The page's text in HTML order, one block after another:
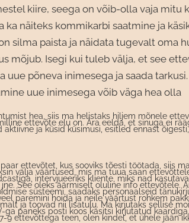
kiire, seega on võib-olla vaja mitu
ka näiteks kommikarbi saatmine ja
silma paista ja näidata tugevalt oma
mõjub. Isegi kui tuleb välja, et see
uue põneva inimesega ja saada
uue inimesega võib väga hea olla
hea, siis ma helistaks hiljem mõnele
ettevõte elu on. Ära eelda, et sinuga ei
aktiivne ja küsid küsimusi, esitled ennast
ettevõtet, kus sooviks tõesti töötada, siis
välja väärtused, mis ma tuua saan
intervjueeriks kliente, miks nad
See oleks äärmiselt oluline info ettevõtele.
süsteemi, saadaks personaalseid
paremini hoida ja neile väärtust rohkem
ja toovad nii lisatulu. Ma kirjutaks sellise
ga paneks posti koos käsitsi kirjutatud
9 ettevõttega teen, olen kindel, et ühele jään